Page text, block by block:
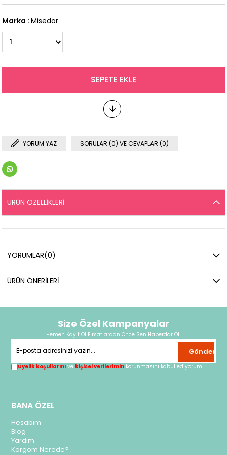
Marka : Misedor
YORUM YAZ SORULAR (0) VE CEVAPLAR (0)
ÜRÜN ÖZELLIKLERI
YORUMLAR(0)
ÜRÜN ÖNERILERI
Size Özel Kampanyalar
Hemen Kayıt Ol Fırsatlardan Önce Sen Haberdar Ol!
Gönder
Üyelik koşullarını ve kişisel verilerimin korunmasını kabul ediyorum.
BANA ÖZEL
Hesabım
Blog
Yardım
Kargom Nerede?